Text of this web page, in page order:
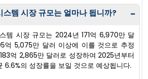
스템 시장 규모는 얼마나 됩니까? −
템 시장 규모는 2024년 171억 6,970만 달
억 5,075만 달러 이상에 이를 것으로 추정
억 2,865만 달러로 성장하여 2025년부터
6.6%의 성장률을 보일 것으로 예상됩니다.